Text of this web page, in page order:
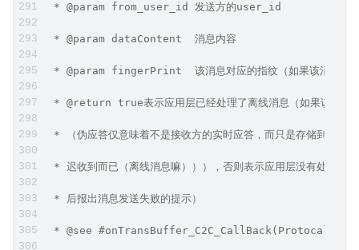
* @param from_user_id 发送方的user_id
* @param dataContent  消息内容
* @param fingerPrint  该消息对应的指纹（如果该消息有QoS
* @return true表示应用层已经处理了离线消息（如果该消息有
* （伪应答仅意味着不是接收方的实时应答，而只是存储到离线
* 迟收到而已（离线消息嘛））），否则表示应用层没有处理（
* 后报出消息发送失败的提示）
* @see #onTransBuffer_C2C_CallBack(Protocal)